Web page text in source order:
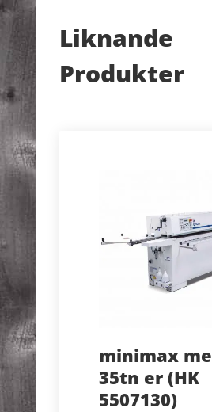
Liknande
Produkter
minimax me
35tn er (HK
5507130)